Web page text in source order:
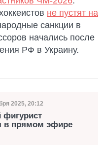
не пустят на
санкции в
начались после
РФ в Украину.
2025, 20:12
фигурист
в прямом эфире